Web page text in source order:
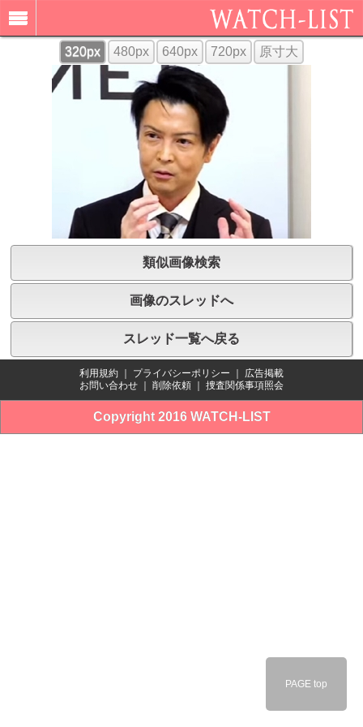
320px 480px 640px 720px 原寸大
類似画像検索
画像のスレッドへ
スレッド一覧へ戻る
利用規約 プライバシーポリシー
広告掲載
お問い合わせ
削除依頼 捜査関係事項照会
Copyright 2016 WATCH-LIST
PAGE top